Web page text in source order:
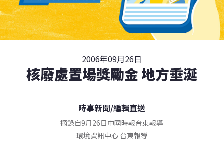
2006年09月26日
核廢處置場獎勵金 地方垂涎
時事新聞/編輯直送
摘錄自9月26日中國時報台東報導
環境資訊中心 台東報導